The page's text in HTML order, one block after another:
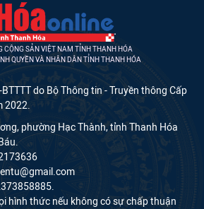
CỘNG SẢN VIỆT NAM TỈNH THANH HÓA
QUYỀN VÀ NHÂN DÂN TỈNH THANH HÓA
do Bộ Thông tin - Truyền thông Cấp
2022.
phường Hạc Thành, tỉnh Thanh Hóa
hình thức nếu không có sự chấp thuận